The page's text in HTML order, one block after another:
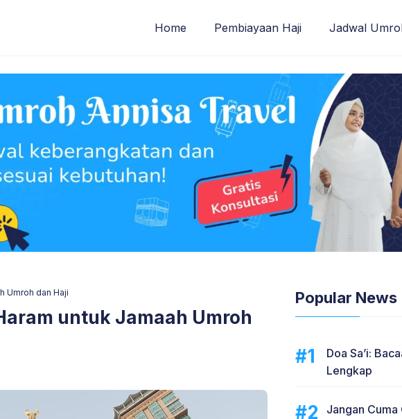
Home Pembiayaan Haji Jadwal
Umroh dan Haji
untuk Jamaah Umroh
Popular News
Doa Sa’i:
Lengkap
Jangan Cuma